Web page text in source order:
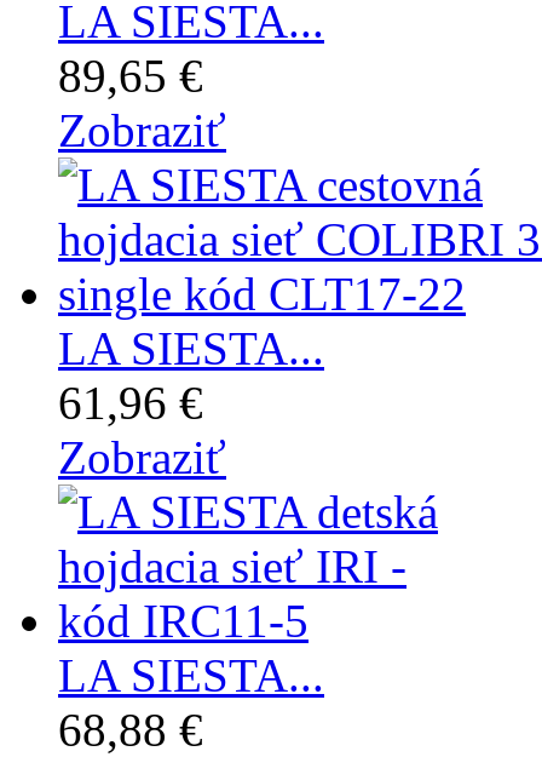
LA SIESTA...
89,65 €
Zobraziť
LA SIESTA...
61,96 €
Zobraziť
LA SIESTA...
68,88 €